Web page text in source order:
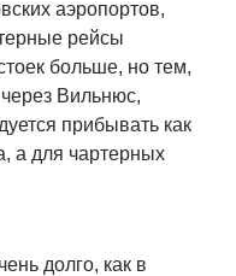
аэропортов,
рейсы
больше, но тем,
Вильнюс,
прибывать как
а для чартерных
долго, как в